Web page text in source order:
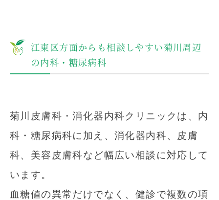
江東区方面からも相談しやすい菊川周辺
の内科・糖尿病科
菊川皮膚科・消化器内科クリニックは、内
科・糖尿病科に加え、消化器内科、皮膚
科、美容皮膚科など幅広い相談に対応して
います。
血糖値の異常だけでなく、健診で複数の項